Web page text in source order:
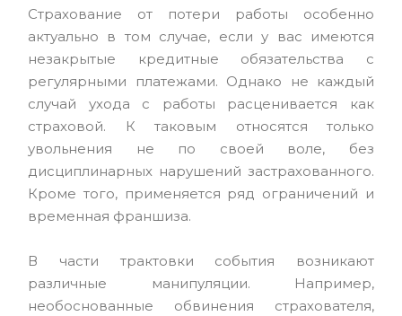
Страхование от потери работы особенно
актуально в том случае, если у вас имеются
незакрытые кредитные обязательства с
регулярными платежами. Однако не каждый
случай ухода с работы расценивается как
страховой. К таковым относятся только
увольнения не по своей воле, без
дисциплинарных нарушений застрахованного.
Кроме того, применяется ряд ограничений и
временная франшиза.
В части трактовки события возникают
различные манипуляции. Например,
необоснованные обвинения страхователя,